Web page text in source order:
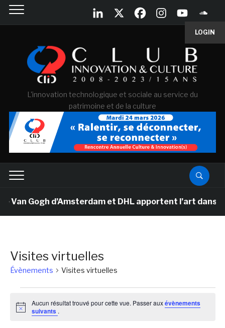
LOGIN
L'innovation technologique et sociale au service du
patrimoine et de la culture
Van Gogh d’Amsterdam et DHL apportent l’art dans
Visites virtuelles
Évènements Visites virtuelles
Notice
Aucun résultat trouvé pour cette vue. Passer auxévènements
suivants .